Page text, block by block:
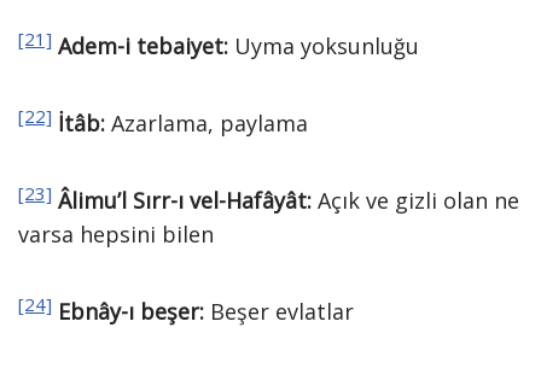
[21] Adem-i tebaiyet: Uyma yoksunluğu
[22] İtâb: Azarlama, paylama
[23] Âlimu’l Sırr-ı vel-Hafâyât: Açık ve gizli olan ne
varsa hepsini bilen
[24] Ebnây-ı beşer: Beşer evlatlar